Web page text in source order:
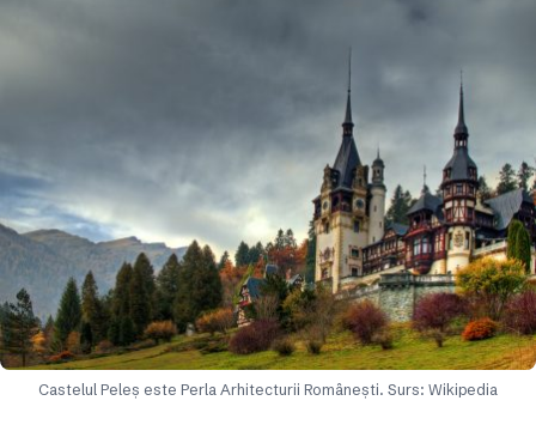
Castelul Peleș este Perla Arhitecturii Românești. Surs: Wikipedia